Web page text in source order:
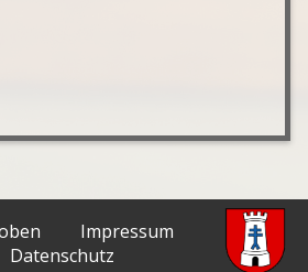
Impressum
Datenschutz